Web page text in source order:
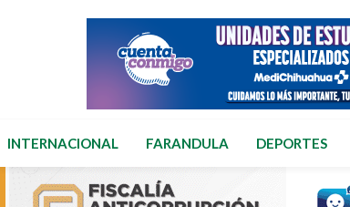
INTERNACIONAL FARANDULA DEPORTES